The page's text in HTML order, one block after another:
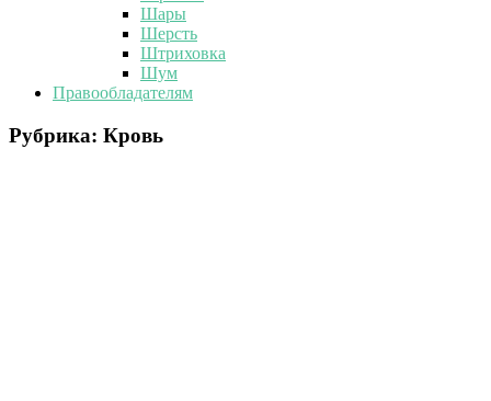
Шары
Шерсть
Штриховка
Шум
Правообладателям
Рубрика: Кровь